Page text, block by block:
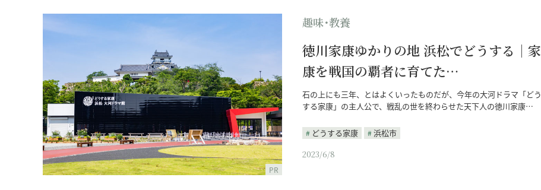
PR
趣味･教養
徳川家康ゆかりの地 浜松でどうする｜家
康を戦国の覇者に育てた…
石の上にも三年、とはよくいったものだが、今年の大河ドラマ「どう
する家康」の主人公で、戦乱の世を終わらせた天下人の徳川家康…
どうする家康
浜松市
2023/6/8